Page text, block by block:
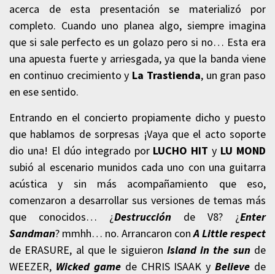
acerca de esta presentación se materializó por
completo. Cuando uno planea algo, siempre imagina
que si sale perfecto es un golazo pero si no… Esta era
una apuesta fuerte y arriesgada, ya que la banda viene
en continuo crecimiento y La Trastienda, un gran paso
en ese sentido.
Entrando en el concierto propiamente dicho y puesto
que hablamos de sorpresas ¡Vaya que el acto soporte
dio una! El dúo integrado por LUCHO HIT y LU MOND
subió al escenario munidos cada uno con una guitarra
acústica y sin más acompañamiento que eso,
comenzaron a desarrollar sus versiones de temas más
que conocidos… ¿Destrucción de V8? ¿Enter
Sandman? mmhh… no. Arrancaron conA Little respect
de ERASURE, al que le siguieron Island in the sunde
WEEZER, Wicked gamede CHRIS ISAAK yBelieve de